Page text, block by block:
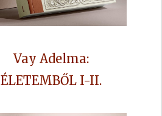
Vay Adelma:
ÉLETEMBŐL I-II.